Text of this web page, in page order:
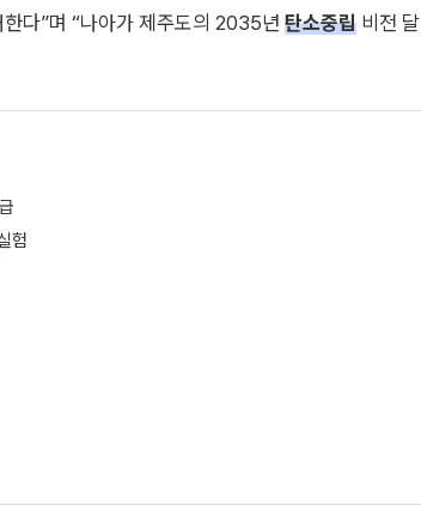
다”며 “나아가 제주도의 2035년 탄소중립 비전 달
험